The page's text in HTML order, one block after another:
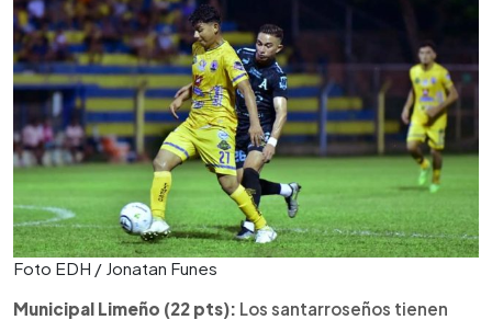
Foto EDH / Jonatan Funes
Municipal Limeño (22 pts): Los santarroseños tienen